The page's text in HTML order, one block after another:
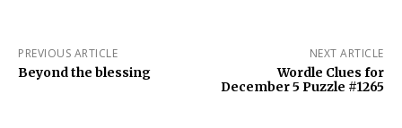
PREVIOUS ARTICLE
Beyond the blessing
NEXT ARTICLE
Wordle Clues for
December 5 Puzzle #1265